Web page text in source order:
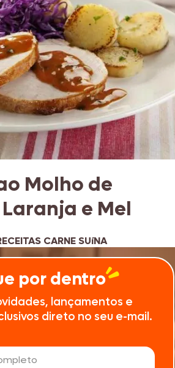
Molho de
e Mel
CARNE SUíNA
por dentro
lançamentos e
direto no seu e-mail.